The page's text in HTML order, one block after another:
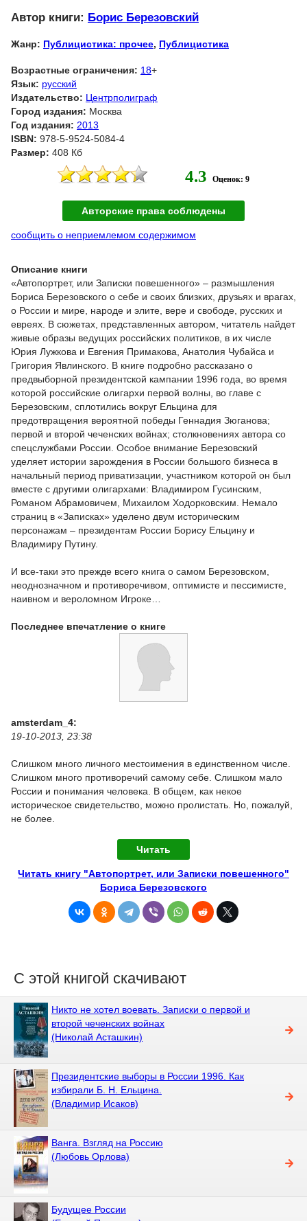
Автор книги: Борис Березовский
Жанр: Публицистика: прочее, Публицистика
Возрастные ограничения: 18+
Язык: русский
Издательство: Центрполиграф
Город издания: Москва
Год издания: 2013
ISBN: 978-5-9524-5084-4
Размер: 408 Кб
4.3 Оценок: 9
Авторские права соблюдены
сообщить о неприемлемом содержимом
Описание книги
«Автопортрет, или Записки повешенного» – размышления
Бориса Березовского о себе и своих близких, друзьях и врагах,
о России и мире, народе и элите, вере и свободе, русских и
евреях. В сюжетах, представленных автором, читатель найдет
живые образы ведущих российских политиков, в их числе
Юрия Лужкова и Евгения Примакова, Анатолия Чубайса и
Григория Явлинского. В книге подробно рассказано о
предвыборной президентской кампании 1996 года, во время
которой российские олигархи первой волны, во главе с
Березовским, сплотились вокруг Ельцина для
предотвращения вероятной победы Геннадия Зюганова;
первой и второй чеченских войнах; столкновениях автора со
спецслужбами России. Особое внимание Березовский
уделяет истории зарождения в России большого бизнеса в
начальный период приватизации, участником которой он был
вместе с другими олигархами: Владимиром Гусинским,
Романом Абрамовичем, Михаилом Ходорковским. Немало
страниц в «Записках» уделено двум историческим
персонажам – президентам России Борису Ельцину и
Владимиру Путину.
И все-таки это прежде всего книга о самом Березовском,
неоднозначном и противоречивом, оптимисте и пессимисте,
наивном и вероломном Игроке…
Последнее впечатление о книге
amsterdam_4:
19-10-2013, 23:38
Слишком много личного местоимения в единственном числе.
Слишком много противоречий самому себе. Слишком мало
России и понимания человека. В общем, как некое
историческое свидетельство, можно пролистать. Но, пожалуй,
не более.
Читать
Читать книгу "Автопортрет, или Записки повешенного"
Бориса Березовского
С этой книгой скачивают
Никто не хотел воевать. Записки о первой и
второй чеченских войнах
(Николай Асташкин)
Президентские выборы в России 1996. Как
избирали Б. Н. Ельцина.
(Владимир Исаков)
Ванга. Взгляд на Россию
(Любовь Орлова)
Будущее России